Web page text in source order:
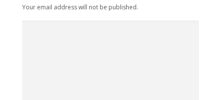
Your email address will not be published.